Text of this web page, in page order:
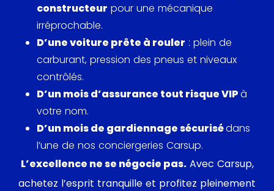
Et que dire de son design extérieur ? Avec ses
lignes aérodynamiques et son très beau capot
moteur qui laisse entrevoir le moteur V10, cette
voiture de sport décapotable est tout simplement
sublime. L’intérieur est tout aussi bien dessiné,
luxueux, mêlant les matériaux nobles, avec des
sièges sport du plus bel effet.
En résumé, l’Audi R8 Spyder V10 est une voiture de
sport décapotable véritablement époustouflante,
offrant des performances à couper le souffle, un
constructeur pour une mécanique
irréprochable.
D’une voiture prête à rouler : plein de
carburant, pression des pneus et niveaux
contrôlés.
D’un mois d’assurance tout risque VIPà
votre nom.
D’un mois de gardiennage sécurisédans
l’une de nos conciergeries Carsup.
L’excellence ne se négocie pas.Avec Carsup,
achetez l’esprit tranquille et profitez pleinement